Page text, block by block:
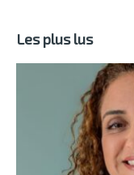
Les plus lus